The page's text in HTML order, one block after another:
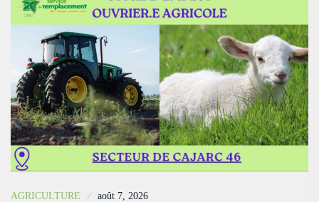
AGRICULTURE août 7, 2026